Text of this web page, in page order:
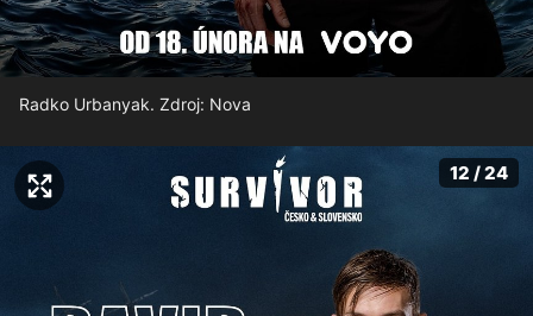
Radko Urbanyak. Zdroj: Nova
12 / 24